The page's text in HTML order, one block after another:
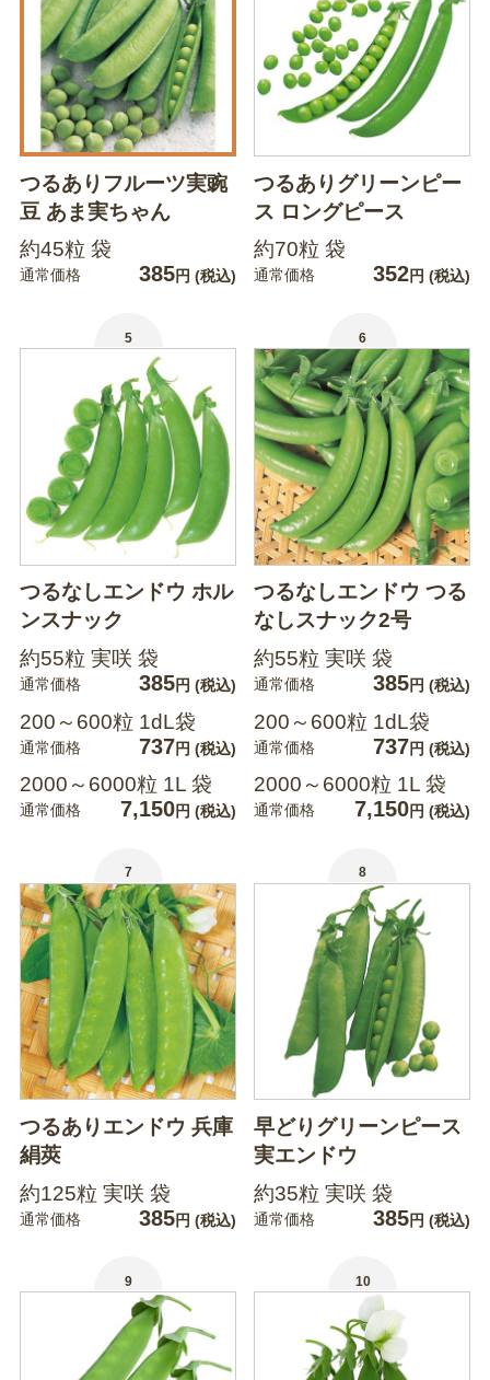
つるありフルーツ実豌
豆 あま実ちゃん
約45粒 袋
通常価格 385円 (税込)
つるありグリーンピー
ス ロングピース
約70粒 袋
通常価格 352円 (税込)
5
つるなしエンドウ ホル
ンスナック
約55粒 実咲 袋
通常価格 385円 (税込)
200～600粒 1dL袋
通常価格 737円 (税込)
2000～6000粒 1L 袋
通常価格 7,150円 (税込)
6
つるなしエンドウ つる
なしスナック2号
約55粒 実咲 袋
通常価格 385円 (税込)
200～600粒 1dL袋
通常価格 737円 (税込)
2000～6000粒 1L 袋
通常価格 7,150円 (税込)
7
つるありエンドウ 兵庫
絹莢
約125粒 実咲 袋
通常価格 385円 (税込)
8
早どりグリーンピース
実エンドウ
約35粒 実咲 袋
通常価格 385円 (税込)
9 10